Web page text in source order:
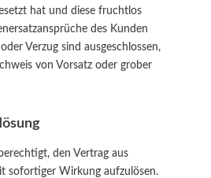
hat und diese fruchtlos
des Kunden
Verzug sind ausgeschlossen,
von Vorsatz oder grober
den Vertrag aus
sofortiger Wirkung aufzulösen.